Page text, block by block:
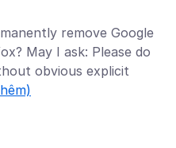
remove Google
May I ask: Please do
obvious explicit